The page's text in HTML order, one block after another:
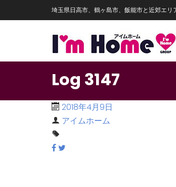
埼玉県日高市、鶴ヶ島市、飯能市と近郊エ
Log 3147
2018年4月9日
アイムホーム